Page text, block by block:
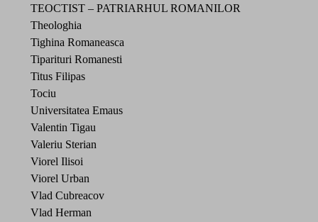
TEOCTIST – PATRIARHUL ROMANILOR
Theologhia
Tighina Romaneasca
Tiparituri Romanesti
Titus Filipas
Tociu
Universitatea Emaus
Valentin Tigau
Valeriu Sterian
Viorel Ilisoi
Viorel Urban
Vlad Cubreacov
Vlad Herman